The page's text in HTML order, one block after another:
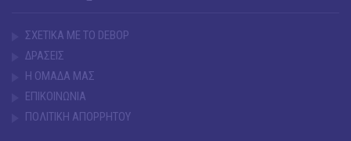
ΣΧΕΤΙΚΑ ΜΕ ΤΟ DEBOP
ΔΡΑΣΕΙΣ
Η ΟΜΑΔΑ ΜΑΣ
ΕΠΙΚΟΙΝΩΝΙΑ
ΠΟΛΙΤΙΚΗ ΑΠΟΡΡΗΤΟΥ